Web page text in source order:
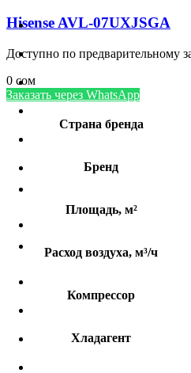
Hisense AVL-07UXJSGA
Доступно по предварительному
0 сом
Заказать через WhatsApp
Страна бренда
Бренд
Площадь, м²
Расход воздуха, м³/ч
Компрессор
Хладагент